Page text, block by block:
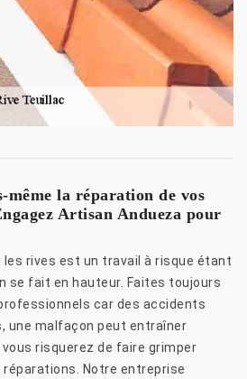
même la réparation de vos
Artisan Andueza pour
rives est un travail à risque étant
se fait en hauteur. Faites toujours
car des accidents
une malfaçon peut entraîner
risquerez de faire grimper
Notre entreprise